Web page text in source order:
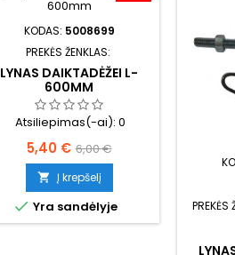
KODAS: 5008699
PREKĖS ŽENKLAS:
LYNAS DAIKTADĖŽEI L-
600MM
Atsiliepimas(-ai): 0
Kaina
5,40 € Bazinė
kaina
6,00 €
 Į krepšelį
 Yra sandėlyje PREKĖS